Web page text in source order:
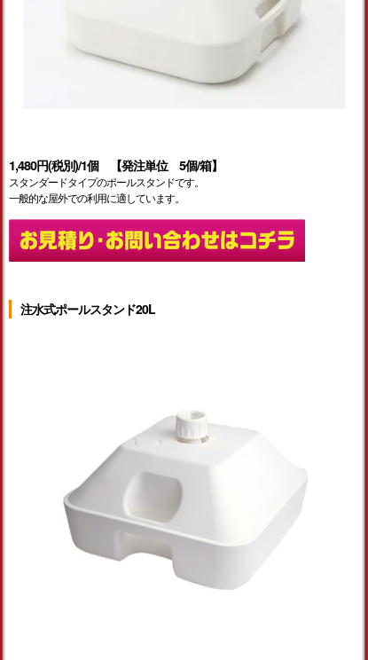
1,480円(税別)/1個 【発注単位 5個/箱】
スタンダードタイプのポールスタンドです。
一般的な屋外での利用に適しています。
注水式ポールスタンド20L